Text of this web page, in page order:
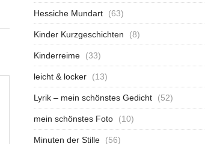
Hessiche Mundart (63)
Kinder Kurzgeschichten (8)
Kinderreime (33)
leicht & locker (13)
Lyrik – mein schönstes Gedicht (52)
mein schönstes Foto (10)
Minuten der Stille (56)